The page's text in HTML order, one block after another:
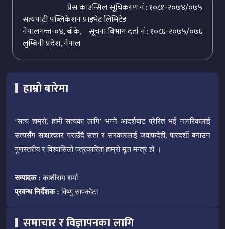
प्रेस काउन्सिल सूचिकरण नं.: १०८१-२०७४/०७५
सत्यपाटी पब्लिकेशन प्राइभेट लिमिटेड
सूचना विभाग दर्ता नं.: १०८६-२०७५/०७६
नेपालगन्ज-०४, बाँके,
लुम्बिनी प्रदेश, नेपाल
हाम्रो बारेमा
‘सत्य हाम्रो, हामी सत्यका लागि’ भन्ने आदर्शबाट प्रेरित भई नागरिकलाई
सत्यसँग साक्षात्कार गराउँदै सत्ता र सरकारलाई जवाफदेही, पारदर्शी बनाउन
गुणस्तरीय र विश्वासिलो पत्रकारिता हाम्रो मूल मन्त्र हो ।
सम्पादक : काशीराम शर्मा
प्रवन्ध निर्देशक : विष्णु सापकोटा
समाचार र विज्ञापनका लागि